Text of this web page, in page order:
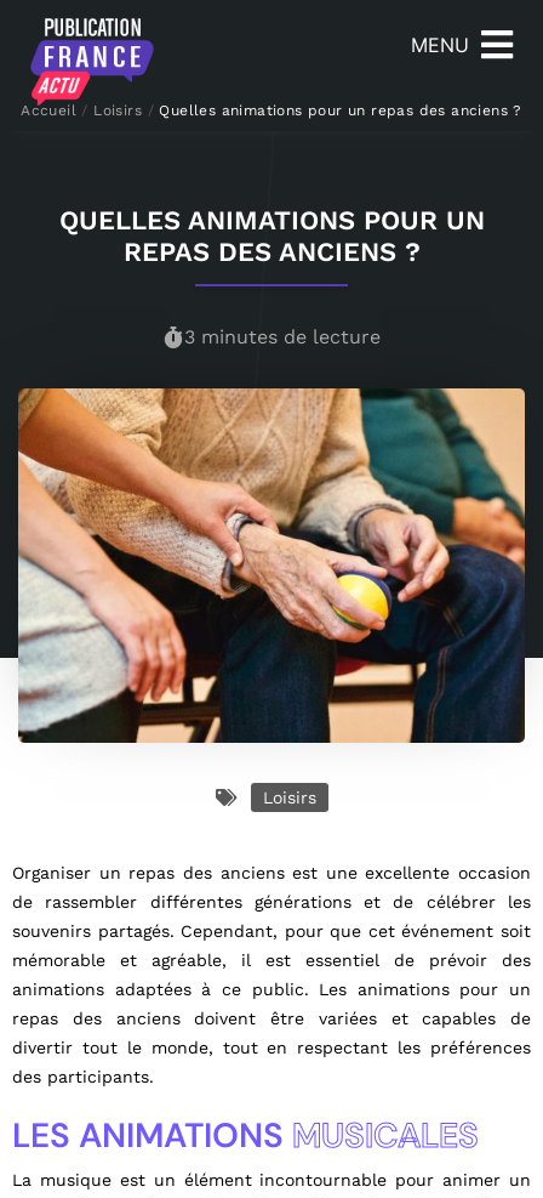
MENU
Accueil / Loisirs /Quelles animations pour un repas des anciens ?
QUELLES ANIMATIONS POUR UN
REPAS DES ANCIENS ?
3 minutes de lecture
Loisirs
Organiser un repas des anciens est une excellente occasion
de rassembler différentes générations et de célébrer les
souvenirs partagés. Cependant, pour que cet événement soit
mémorable et agréable, il est essentiel de prévoir des
animations adaptées à ce public. Les animations pour un
repas des anciens doivent être variées et capables de
divertir tout le monde, tout en respectant les préférences
des participants.
LES ANIMATIONS MUSICALES
La musique est un élément incontournable pour animer un